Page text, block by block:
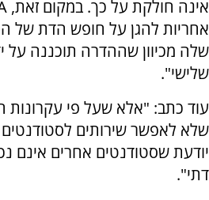
אינה חולקת על כך. במקום זאת,
אחריות להגן על חופש הדת של
שלה מכיוון שההדרה תוכננה על
שלישי".
עוד כתב: "אלא שעל פי עקרונות
שלא לאפשר שירותים
יודעת שסטודנטים אחרים אינם
דתי".